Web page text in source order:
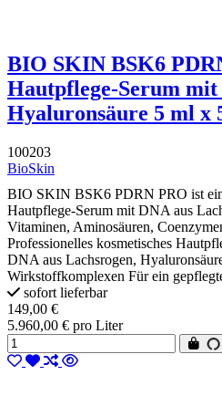
BIO SKIN BSK6
Hautpflege-Serum
Hyaluronsäure 5 ml x
100203
BioSkin
BIO SKIN BSK6 PDRN PRO ist ein
Hautpflege-Serum mit DNA aus
Vitaminen, Aminosäuren,
Professionelles kosmetisches
DNA aus Lachsrogen,
Wirkstoffkomplexen Für ein
sofort lieferbar
149,00 €
5.960,00 € pro Liter